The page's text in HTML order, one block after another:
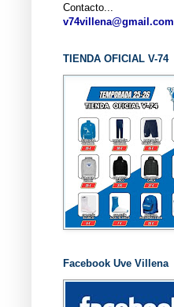
Contacto...
v74villena@gmail.com
TIENDA OFICIAL V-74
Facebook Uve Villena